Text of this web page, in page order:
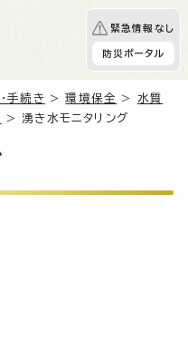
緊急情報なし
防災ポータル
手続き >環境保全 > 水質
> 湧き水モニタリング